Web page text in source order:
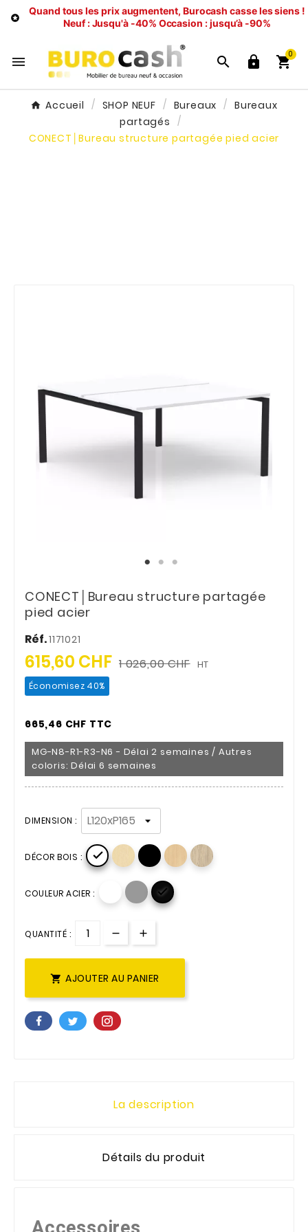

Quand tous les prix augmentent, Burocash casse les siens !
Neuf : Jusqu'à -40% Occasion : jusqu’à -90%
   
0
Accueil SHOP NEUF Bureaux
Bureaux
partagés
CONECT│Bureau structure partagée pied acier
CONECT│Bureau structure partagée
pied acier
Réf.1171021
615,60 CHF 1 026,00 CHF HT
Économisez 40%
665,46 CHF TTC
MG-N8-R1-R3-N6 - Délai 2 semaines / Autres
coloris: Délai 6 semaines
DIMENSION :
DÉCOR BOIS : 
COULEUR ACIER : 
QUANTITÉ :
 AJOUTER AU PANIER
La description
Détails du produit